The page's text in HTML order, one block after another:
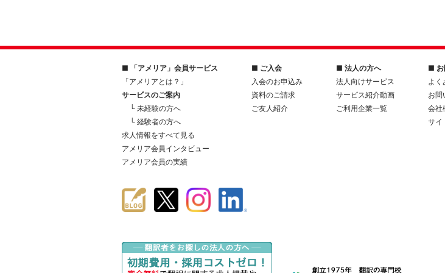
■ 「アメリア」会員サービス
「アメリアとは？」
サービスのご案内
└ 未経験の方へ
└ 経験者の方へ
求人情報をすべて見る
アメリア会員インタビュー
アメリア会員の実績
■ ご入会
入会のお申込み
資料のご請求
ご友人紹介
■ 法人の方へ
法人向けサービス
サービス紹介動画
ご利用企業一覧
■ お
よく
お問
会社
サイ